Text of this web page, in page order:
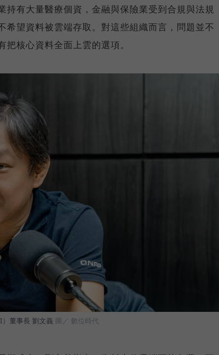
持有大量醫療個資，金融與保險業受到合規與法規
希望資料被雲端存取。對這些組織而言，問題並不
核心資料全面上雲的選項。
董事長 劉文義 圖／ 數位時代